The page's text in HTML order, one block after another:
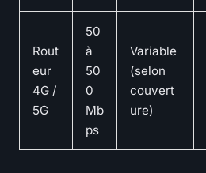
Rout
eur
4G /
5G
50
à
50
0
Mb
ps
Variable
(selon
couvert
ure)